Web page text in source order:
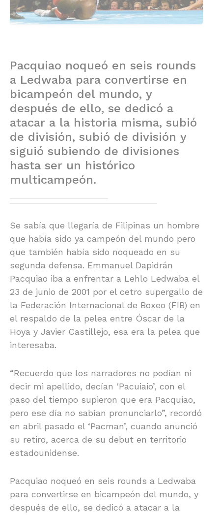
Pacquiao noqueó en seis rounds
a Ledwaba para convertirse en
bicampeón del mundo, y
después de ello, se dedicó a
atacar a la historia misma, subió
de división, subió de división y
siguió subiendo de divisiones
hasta ser un histórico
multicampeón.
Se sabía que llegaría de Filipinas un hombre
que había sido ya campeón del mundo pero
que también había sido noqueado en su
segunda defensa. Emmanuel Dapidrán
Pacquiao iba a enfrentar a Lehlo Ledwaba el
23 de junio de 2001 por el cetro supergallo de
la Federación Internacional de Boxeo (FIB) en
el respaldo de la pelea entre Óscar de la
Hoya y Javier Castillejo, esa era la pelea que
interesaba.
“Recuerdo que los narradores no podían ni
decir mi apellido, decían ‘Pacuiaio’, con el
paso del tiempo supieron que era Pacquiao,
pero ese día no sabían pronunciarlo”, recordó
en abril pasado el ‘Pacman’, cuando anunció
su retiro, acerca de su debut en territorio
estadounidense.
Pacquiao noqueó en seis rounds a Ledwaba
para convertirse en bicampeón del mundo, y
después de ello, se dedicó a atacar a la